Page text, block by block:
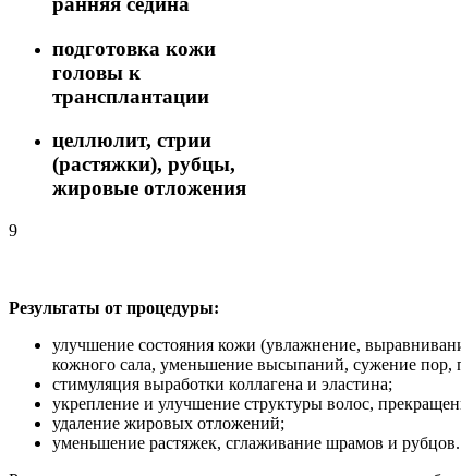
подготовка кожи
головы к
трансплантации
целлюлит, стрии
(растяжки), рубцы,
жировые отложения
9
Результаты от процедуры:
улучшение состояния кожи (увлажнение,
кожного сала, уменьшение высыпаний, сужение пор,
стимуляция выработки коллагена и эластина;
укрепление и улучшение структуры волос,
удаление жировых отложений;
уменьшение растяжек, сглаживание шрамов и рубцов.